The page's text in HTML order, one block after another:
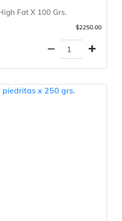
Fat X 100 Grs.
$2250.00